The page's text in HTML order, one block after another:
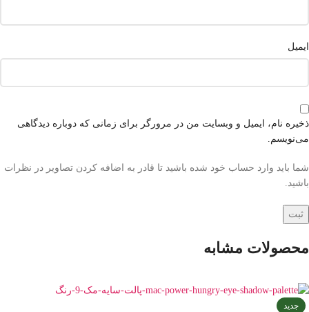
ایمیل
ذخیره نام، ایمیل و وبسایت من در مرورگر برای زمانی که دوباره دیدگاهی
می‌نویسم.
شما باید وارد حساب خود شده باشید تا قادر به اضافه کردن تصاویر در نظرات
باشید.
محصولات مشابه
جدید